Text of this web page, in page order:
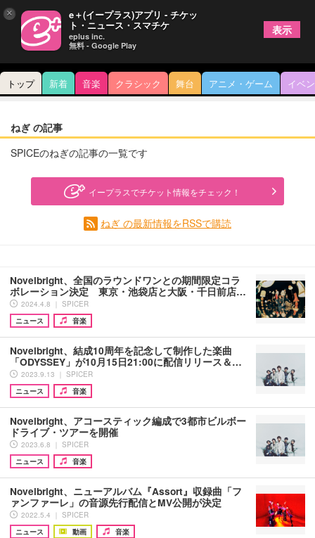
トップ 新着 音楽 クラシック 舞台 アニメ・ゲーム イベ
ねぎ の記事
SPICEのねぎの記事の一覧です
イープラスでチケット情報をチェック！
ねぎ の最新情報をRSSで購読
Novelbright、全国のラウンドワンとの期間限定コラ
ボレーション決定 東京・池袋店と大阪・千日前店…
2024.4.8 ｜ SPICER
ニュース
音楽
Novelbright、結成10周年を記念して制作した楽曲
「ODYSSEY」が10月15日21:00に配信リリース＆…
2023.9.13 ｜ SPICER
ニュース
音楽
Novelbright、アコースティック編成で3都市ビルボー
ドライブ・ツアーを開催
2023.6.8 ｜ SPICER
ニュース
音楽
Novelbright、ニューアルバム『Assort』収録曲「フ
ァンファーレ」の音源先行配信とMV公開が決定
2022.5.4 ｜ SPICER
ニュース
動画 音楽
× e＋(イープラス)アプリ - チケッ
ト・ニュース・スマチケ
eplus inc.
無料 - Google Play
表示